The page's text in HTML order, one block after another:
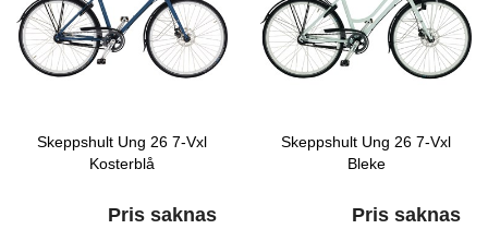
Skeppshult Ung 26 7-Vxl
Kosterblå
Pris saknas
Skeppshult Ung 26 7-Vxl
Bleke
Pris saknas